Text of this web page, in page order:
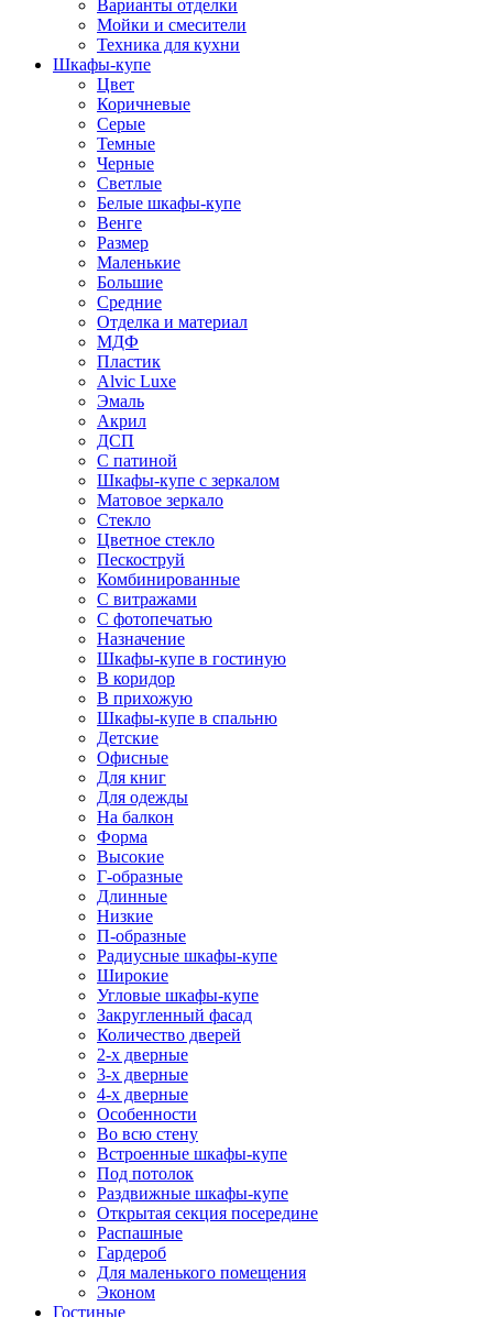
Варианты отделки
Мойки и смесители
Техника для кухни
Шкафы-купе
Цвет
Коричневые
Серые
Темные
Черные
Светлые
Белые шкафы-купе
Венге
Размер
Маленькие
Большие
Средние
Отделка и материал
МДФ
Пластик
Alvic Luxe
Эмаль
Акрил
ДСП
С патиной
Шкафы-купе с зеркалом
Матовое зеркало
Стекло
Цветное стекло
Пескоструй
Комбинированные
С витражами
С фотопечатью
Назначение
Шкафы-купе в гостиную
В коридор
В прихожую
Шкафы-купе в спальню
Детские
Офисные
Для книг
Для одежды
На балкон
Форма
Высокие
Г-образные
Длинные
Низкие
П-образные
Радиусные шкафы-купе
Широкие
Угловые шкафы-купе
Закругленный фасад
Количество дверей
2-х дверные
3-х дверные
4-х дверные
Особенности
Во всю стену
Встроенные шкафы-купе
Под потолок
Раздвижные шкафы-купе
Открытая секция посередине
Распашные
Гардероб
Для маленького помещения
Эконом
Гостиные